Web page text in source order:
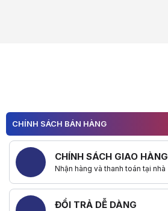
CHÍNH SÁCH BÁN HÀNG
CHÍNH SÁCH GIAO HÀNG
Nhận hàng và thanh toán tại nhà
ĐỔI TRẢ DỄ DÀNG